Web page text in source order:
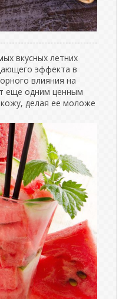
вкусных летних
эффекта в
влияния на
еще одним ценным
делая ее моложе